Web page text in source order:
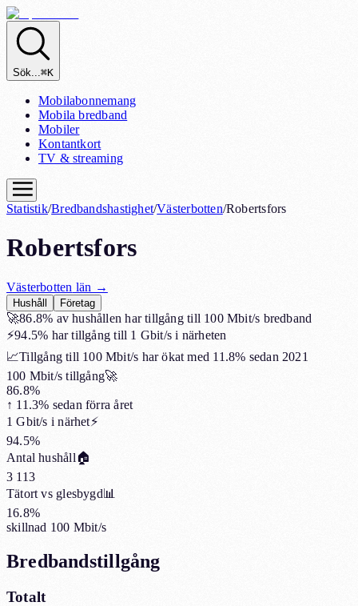
Sök...⌘K
Mobilabonnemang
Mobila bredband
Mobiler
Kontantkort
TV & streaming
Statistik/Bredbandshastighet/Västerbotten/Robertsfors
Robertsfors
Västerbotten län →
Hushåll Företag
🚀86.8% av hushållen har tillgång till 100 Mbit/s bredband
⚡94.5% har tillgång till 1 Gbit/s i närheten
📈Tillgång till 100 Mbit/s har ökat med 11.8% sedan 2021
100 Mbit/s tillgång🚀
86.8%
↑ 11.3% sedan förra året
1 Gbit/s i närhet⚡
94.5%
Antal hushåll🏠
3 113
Tätort vs glesbygd 📊
16.8%
skillnad 100 Mbit/s
Bredbandstillgång
Totalt